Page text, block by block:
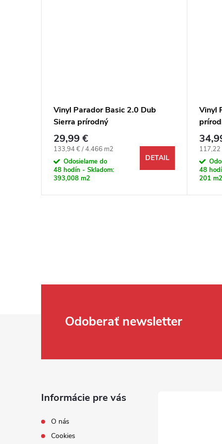
Vinyl Parador Basic 2.0 Dub
Sierra prírodný
29,99 €
Jednotková cena:
133,94 € / 4.466 m2
Odosielame do
48 hodín - Skladom:
393,008 m2
DETAIL
Vinyl
117,22
48
201 m2
Odoberať newsletter
Informácie pre vás
O nás
Cookies